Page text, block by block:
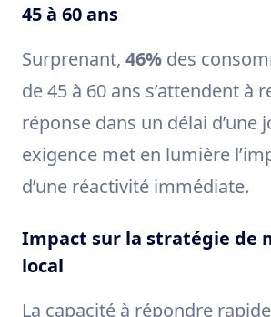
45 à 60 ans
Surprenant, 46% des
de 45 à 60 ans s’attendent à
réponse dans un délai d’une
exigence met en lumière
d’une réactivité immédiate.
Impact sur la stratégie de
local
La capacité à répondre